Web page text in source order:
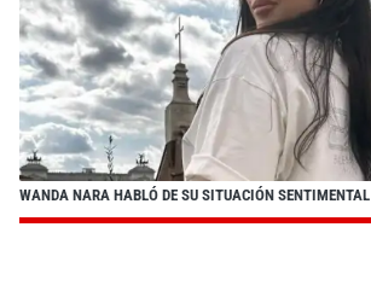
WANDA NARA HABLÓ DE SU SITUACIÓN SENTIMENTAL